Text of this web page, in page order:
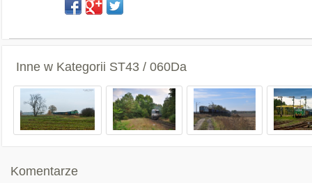
Inne w Kategorii ST43 / 060Da
Komentarze